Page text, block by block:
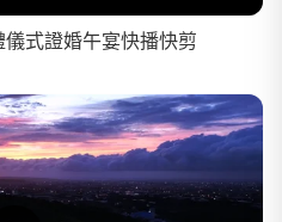
式證婚午宴快播快剪